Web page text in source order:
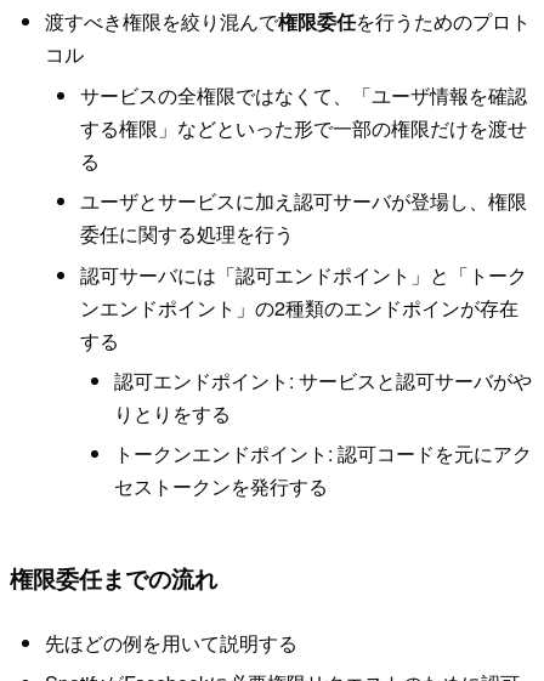
渡すべき権限を絞り混んで権限委任を行うためのプロト
コル
サービスの全権限ではなくて、「ユーザ情報を確認
する権限」などといった形で一部の権限だけを渡せ
る
ユーザとサービスに加え認可サーバが登場し、権限
委任に関する処理を行う
認可サーバには「認可エンドポイント」と「トーク
ンエンドポイント」の2種類のエンドポインが存在
する
認可エンドポイント: サービスと認可サーバがや
りとりをする
トークンエンドポイント: 認可コードを元にアク
セストークンを発行する
権限委任までの流れ
先ほどの例を用いて説明する